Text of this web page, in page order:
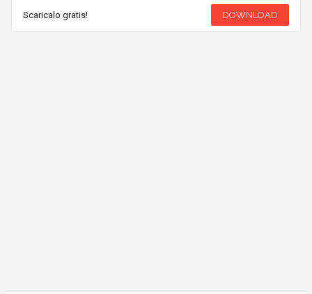
Scaricalo gratis! DOWNLOAD